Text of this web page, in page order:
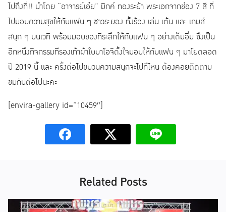
ไปถึงที่!! นำโดย “อาจารย์เอ๋ย” มิกค์ ทองระย้า พระเอกจากช่อง 7 สี ที่
ไปมอบความสุขให้กับแฟน ๆ ชาวระยอง ทั้งร้อง เล่น เต้น และ เกมส์
สนุก ๆ บนเวที พร้อมมอบของที่ระลึกให้กับแฟน ๆ อย่างเต็มอิ่ม ซึ่งเป็น
อีกหนึ่งกิจกรรมที่รองเท้าผ้าใบบาโอจิตั้งใจมอบให้กับแฟน ๆ มาโยตลอด
ปี 2019 นี้ และ ครั้งต่อไปขบวนความสนุกจะไปที่ไหน ต้องคอยติดตาม
ชมกันต่อไปนะคะ
[envira-gallery id=”10459″]
Related Posts